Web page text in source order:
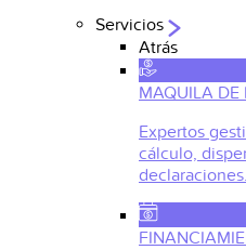
Servicios
Atrás
MAQUILA DE
Expertos
cálculo,
declaraciones.